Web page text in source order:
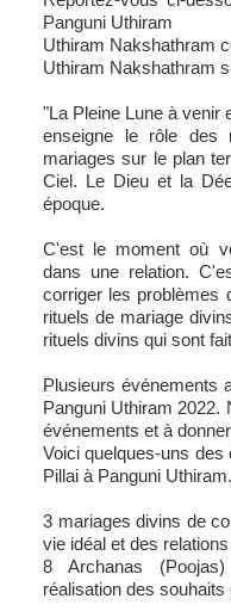
Panguni Uthiram
Uthiram Nakshathram
Uthiram Nakshathram
"La Pleine Lune à venir
enseigne le rôle des
mariages sur le plan
Ciel. Le Dieu et la
époque.
C'est le moment où
dans une relation.
corriger les problèmes
rituels de mariage
rituels divins qui sont
Plusieurs événements
Panguni Uthiram 2022.
événements et à
Voici quelques-uns
Pillai à Panguni Uthiram.
3 mariages divins de
vie idéal et des
8 Archanas
réalisation des